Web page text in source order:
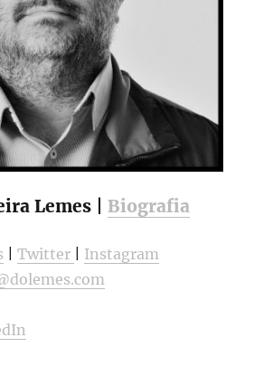
Lemes |Biografia
|Twitter
Instagram